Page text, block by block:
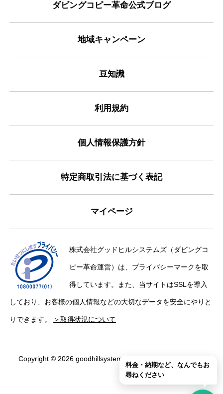
ダビングコピー革命公式ブログ
地域キャンペーン
豆知識
利用規約
個人情報保護方針
特定商取引法に基づく表記
マイページ
株式会社グッドヒルシステムズ（ダビングコ
ピー革命運営）は、プライバシーマークを取
得しています。また、当サイトはSSLを導入
しており、お客様の個人情報などの大切なデータを安全にやりと
りできます。 ＞取得状況について
Copyright © 2026 goodhillsystems Inc. All Rights Reserved.
料金・納期など、なんでもお
尋ねください